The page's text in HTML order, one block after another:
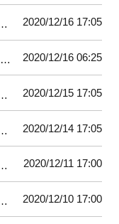
2020/12/16 17:05
2020/12/16 06:25
2020/12/15 17:05
2020/12/14 17:05
2020/12/11 17:00
2020/12/10 17:00